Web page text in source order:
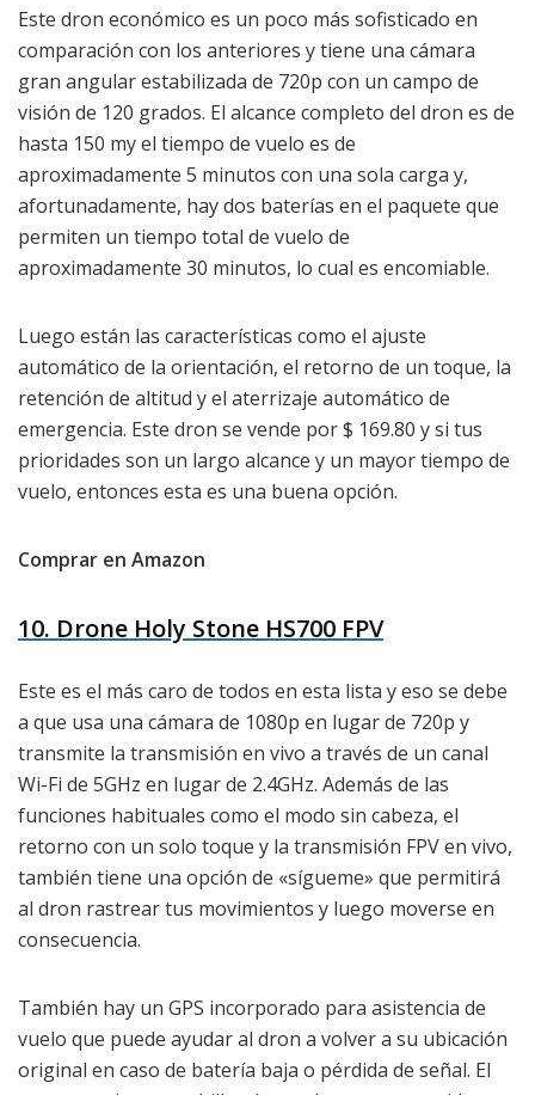
Este dron económico es un poco más sofisticado en
comparación con los anteriores y tiene una cámara
gran angular estabilizada de 720p con un campo de
visión de 120 grados. El alcance completo del dron es de
hasta 150 my el tiempo de vuelo es de
aproximadamente 5 minutos con una sola carga y,
afortunadamente, hay dos baterías en el paquete que
permiten un tiempo total de vuelo de
aproximadamente 30 minutos, lo cual es encomiable.
Luego están las características como el ajuste
automático de la orientación, el retorno de un toque, la
retención de altitud y el aterrizaje automático de
emergencia. Este dron se vende por $ 169.80 y si tus
prioridades son un largo alcance y un mayor tiempo de
vuelo, entonces esta es una buena opción.
Comprar en Amazon
10. Drone Holy Stone HS700 FPV
Este es el más caro de todos en esta lista y eso se debe
a que usa una cámara de 1080p en lugar de 720p y
transmite la transmisión en vivo a través de un canal
Wi-Fi de 5GHz en lugar de 2.4GHz. Además de las
funciones habituales como el modo sin cabeza, el
retorno con un solo toque y la transmisión FPV en vivo,
también tiene una opción de «sígueme» que permitirá
al dron rastrear tus movimientos y luego moverse en
consecuencia.
También hay un GPS incorporado para asistencia de
vuelo que puede ayudar al dron a volver a su ubicación
original en caso de batería baja o pérdida de señal. El